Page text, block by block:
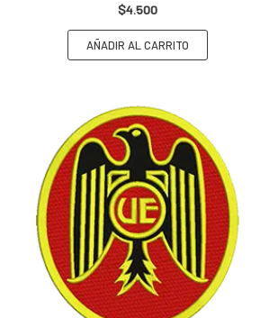
$4.500
AÑADIR AL CARRITO